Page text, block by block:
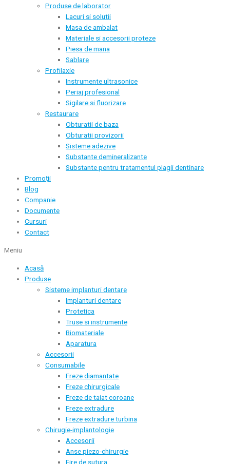
Produse de laborator
Lacuri si solutii
Masa de ambalat
Materiale si accesorii proteze
Piesa de mana
Sablare
Profilaxie
Instrumente ultrasonice
Periaj profesional
Sigilare si fluorizare
Restaurare
Obturatii de baza
Obturatii provizorii
Sisteme adezive
Substante demineralizante
Substante pentru tratamentul plagii dentinare
Promoții
Blog
Companie
Documente
Cursuri
Contact
Meniu
Acasă
Produse
Sisteme implanturi dentare
Implanturi dentare
Protetica
Truse si instrumente
Biomateriale
Aparatura
Accesorii
Consumabile
Freze diamantate
Freze chirurgicale
Freze de taiat coroane
Freze extradure
Freze extradure turbina
Chirugie-implantologie
Accesorii
Anse piezo-chirurgie
Fire de sutura